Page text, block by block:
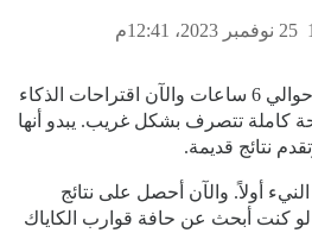
25 نوفمبر 2023، 12:41م 1
لقد أعدت بناء شيء ما منذ حوالي 6 ساعات والآن اقتراحات الذكاء
كاملة تتصرف بشكل غريب. يبدو أنها
نتائج قديمة.
أولاً. والآن أحصل على نتائج
لو كنت أبحث عن حافة قوارب الكاياك